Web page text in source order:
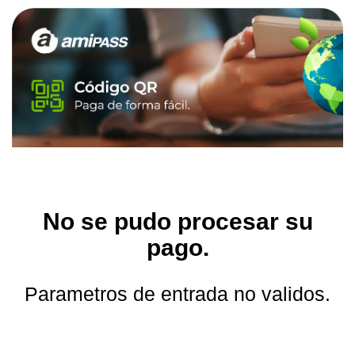
No se pudo procesar su
pago.
Parametros de entrada no validos.